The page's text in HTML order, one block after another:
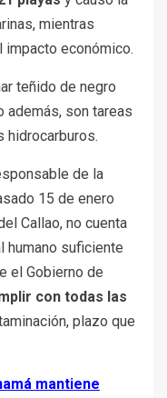
mientras
económico.
teñido de negro
además, son tareas
hidrocarburos.
de la
15 de enero
Callao, no cuenta
humano suficiente
el Gobierno de
con todas las
plazo que
mantiene